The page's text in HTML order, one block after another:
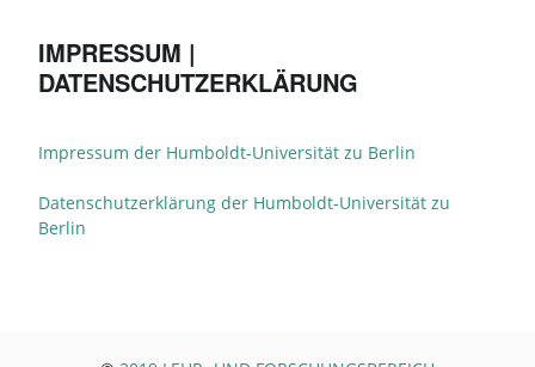
IMPRESSUM |
DATENSCHUTZERKLÄRUNG
Impressum der Humboldt-Universität zu Berlin
Datenschutzerklärung der Humboldt-Universität zu
Berlin